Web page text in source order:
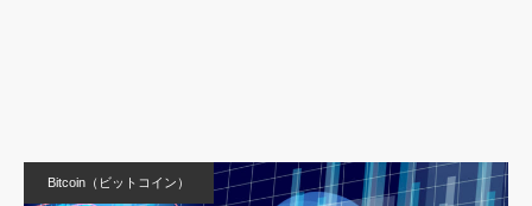
Bitcoin（ビットコイン）